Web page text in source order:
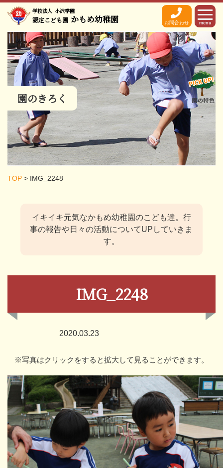
学校法人 小沢学園
認定こども園 かもめ幼稚園 お問合わせ menu
園のきろく
TOP > IMG_2248
イキイキ元気なかもめ幼稚園のこども達。 行
事の報告や日々の活動についてUPしていきま
す。
IMG_2248
2020.03.23
※写真はクリックをすると拡大して見ることができます。